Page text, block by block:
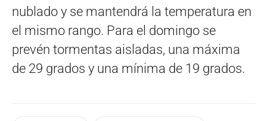
nublado y se mantendrá la temperatura en
el mismo rango. Para el domingo se
prevén tormentas aisladas, una máxima
de 29 grados y una mínima de 19 grados.